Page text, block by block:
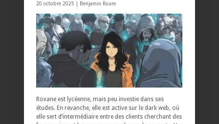
20 octobre 2025 | Benjamin Roure
Roxane est lycéenne, mais peu investie dans ses
études. En revanche, elle est active sur le dark web, où
elle sert d’intermédiaire entre des clients cherchant des